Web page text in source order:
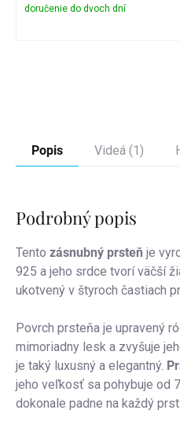
Popis Videá (1)
Podrobný popis
Tento zásnubný prsteň je
925 a jeho srdce tvorí väčší
ukotvený v štyroch častiach
Povrch prsteňa je upravený
mimoriadny lesk a zvyšuje
je taký luxusný a elegantný.
jeho veľkosť sa pohybuje od
dokonale padne na každý prst.